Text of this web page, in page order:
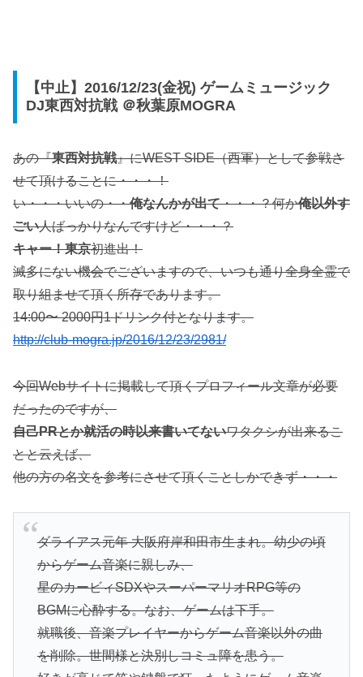
【中止】2016/12/23(金祝) ゲームミュージック
DJ東西対抗戦 ＠秋葉原MOGRA
あの『東西対抗戦』にWEST SIDE（西軍）として参戦さ
せて頂けることに・・・！
い・・・いいの・・俺なんかが出て・・・？何か俺以外す
ごい人ばっかりなんですけど・・・？
キャー！東京初進出！
滅多にない機会でございますので、いつも通り全身全霊で
取り組ませて頂く所存であります。
14:00〜 2000円1ドリンク付となります。
http://club-mogra.jp/2016/12/23/2981/
今回Webサイトに掲載して頂くプロフィール文章が必要
だったのですが、
自己PRとか就活の時以来書いてないワタクシが出来るこ
とと云えば、
他の方の名文を参考にさせて頂くことしかできず・・・
ダライアス元年 大阪府岸和田市生まれ。幼少の頃
からゲーム音楽に親しみ、
星のカービィSDXやスーパーマリオRPG等の
BGMに心酔する。なお、ゲームは下手。
就職後、音楽プレイヤーからゲーム音楽以外の曲
を削除。世間様と決別しコミュ障を患う。